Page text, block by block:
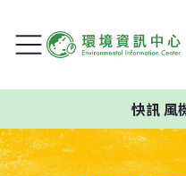
快訊風機